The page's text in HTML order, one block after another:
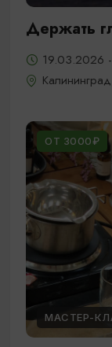
Держать
19.03.2026
ОТ 3000₽
МАСТЕР-